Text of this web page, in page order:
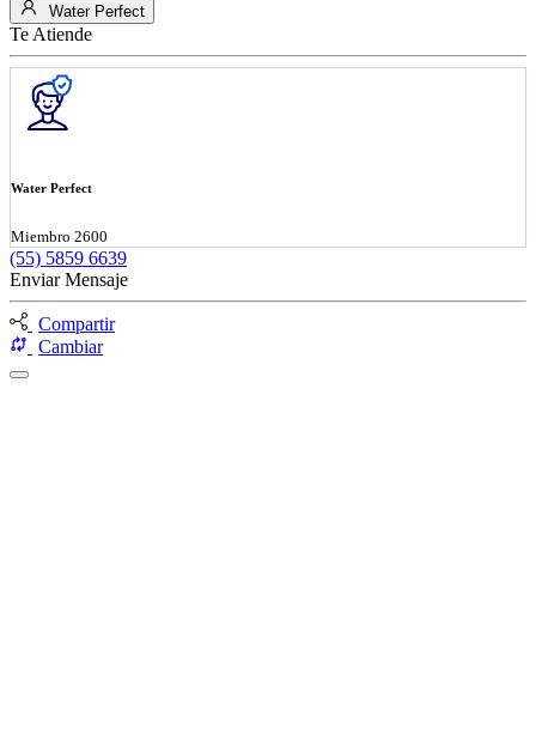
Water Perfect
Te Atiende
Water Perfect
Miembro 2600
(55) 5859 6639
Enviar Mensaje
Compartir
Cambiar